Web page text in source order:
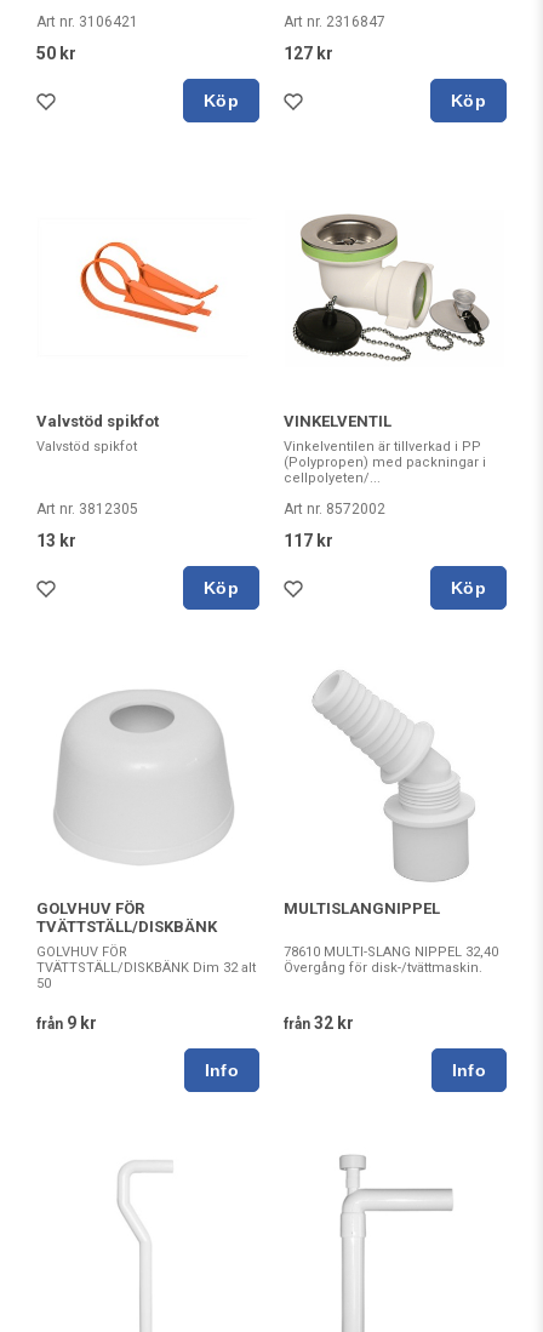
Art nr. 3106421
50 kr
Köp
Art nr. 2316847
127 kr
Köp
Valvstöd spikfot
Valvstöd spikfot
Art nr. 3812305
13 kr
Köp
VINKELVENTIL
Vinkelventilen är tillverkad i PP
(Polypropen) med packningar i
cellpolyeten/...
Art nr. 8572002
117 kr
Köp
GOLVHUV FÖR
TVÄTTSTÄLL/DISKBÄNK
GOLVHUV FÖR
TVÄTTSTÄLL/DISKBÄNK Dim 32 alt
50
från 9 kr
MULTISLANGNIPPEL
78610 MULTI-SLANG NIPPEL 32,40
Övergång för disk-/tvättmaskin.
från 32 kr